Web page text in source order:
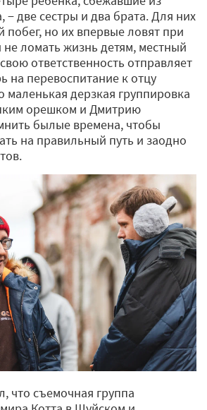
− две сестры и два брата. Для них
побег, но их впервые ловят при
ломать жизнь детям, местный
ответственность отправляет
на перевоспитание к отцу
дерзкая группировка
орешком и Дмитрию
былые времена, чтобы
на правильный путь и заодно
что съемочная группа